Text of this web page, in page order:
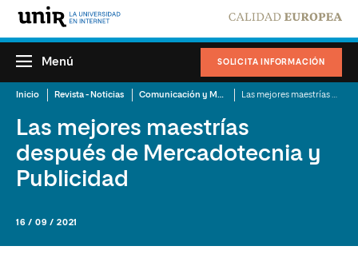
SOLICITA INFORMACIÓN
Menú
Inicio Revista - Noticias Comunicación y Mercadotecnia
Las mejores maestrías
después de Mercadotecnia y
Publicidad
16 / 09 / 2021